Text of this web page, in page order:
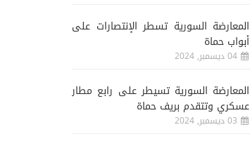
المعارضة السورية تسطر الإنتصارات على
أبواب حماة
04 ديسمبر, 2024
المعارضة السورية تسيطر على رابع مطار
عسكري وتتقدم بريف حماة
03 ديسمبر, 2024